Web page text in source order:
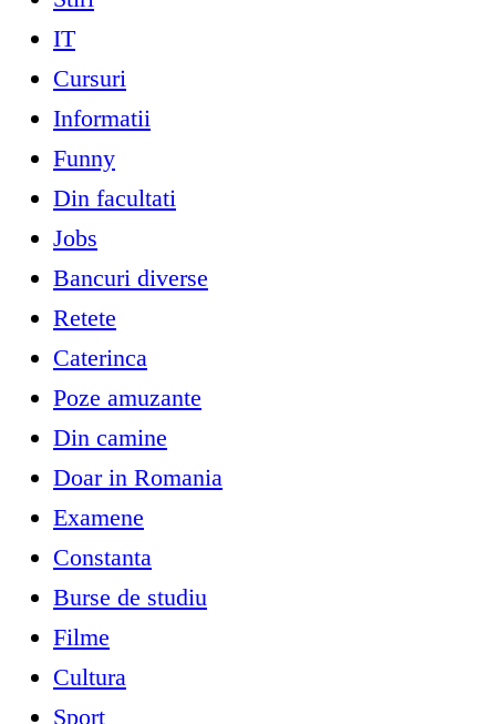
IT
Cursuri
Informatii
Funny
Din facultati
Jobs
Bancuri diverse
Retete
Caterinca
Poze amuzante
Din camine
Doar in Romania
Examene
Constanta
Burse de studiu
Filme
Cultura
Sport